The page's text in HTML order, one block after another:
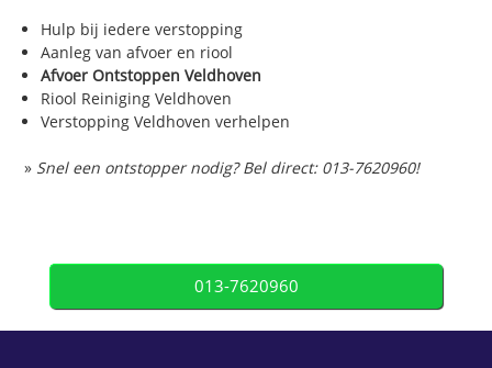
Hulp bij iedere verstopping
Aanleg van afvoer en riool
Afvoer Ontstoppen Veldhoven
Riool Reiniging Veldhoven
Verstopping Veldhoven verhelpen
» Snel een ontstopper nodig? Bel direct: 013-7620960!
013-7620960